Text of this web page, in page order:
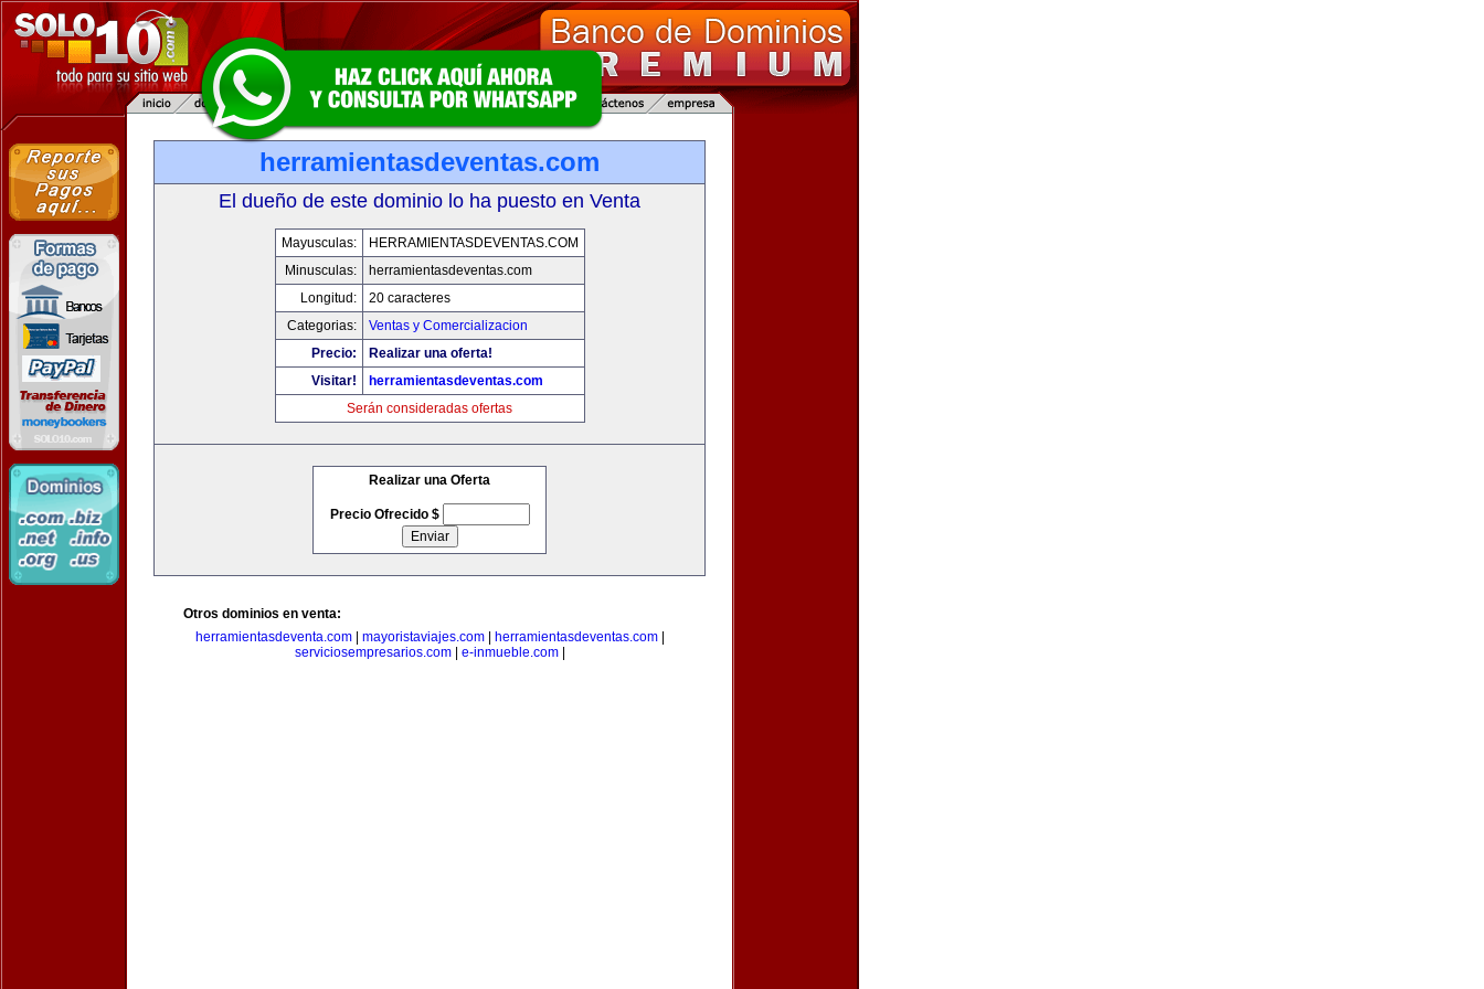
herramientasdeventas.com
El dueño de este dominio lo ha puesto en Venta
Mayusculas:
HERRAMIENTASDEVENTAS.COM
Minusculas:
herramientasdeventas.com
Longitud:
20 caracteres
Categorias:
Ventas y Comercializacion
Precio:
Realizar una oferta!
Visitar!
herramientasdeventas.com
Serán consideradas ofertas
Realizar una Oferta
Precio Ofrecido $
Otros dominios en venta:
herramientasdeventa.com| mayoristaviajes.com| herramientasdeventas.com|
serviciosempresarios.com| e-inmueble.com|